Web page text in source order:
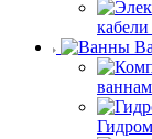
ваннам